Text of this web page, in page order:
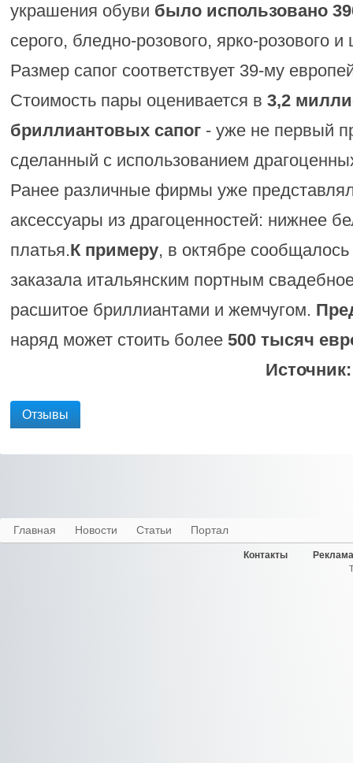
украшения обуви было использовано
серого, бледно-розового, ярко-розового
Размер сапог соответствует 39-му
Стоимость пары оценивается в 3,2
бриллиантовых сапог - уже не первый
сделанный с использованием
Ранее различные фирмы уже
аксессуары из драгоценностей: нижнее
платья.К примеру, в октябре
заказала итальянским портным
расшитое бриллиантами и жемчугом.
наряд может стоить более 500 тысяч
Источник:
Отзывы
Главная Новости Статьи Портал
Контакты